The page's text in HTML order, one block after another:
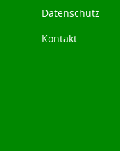
Datenschutz
Kontakt